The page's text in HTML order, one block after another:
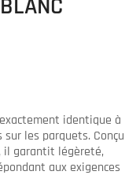
identique à
les parquets. Conçu
, il garantit légèreté,
aux exigences